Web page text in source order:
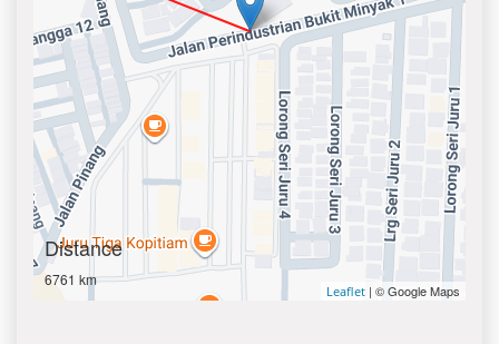
Distance
6761 km
Leaflet | © Google Maps